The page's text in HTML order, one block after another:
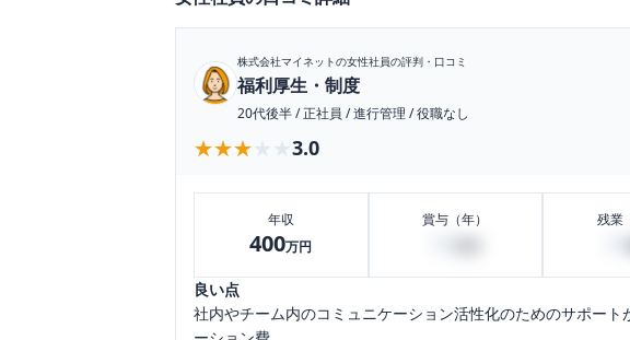
株式会社マイネットの女性社員の評判・口コミ
福利厚生・制度
20代後半/正社員 /進行管理 /役職なし
★★★★★
★★★★★ 3.0
年収
400万円
賞与（年） 残業
良い点
社内やチーム内のコミュニケーション活性化のためのサポー